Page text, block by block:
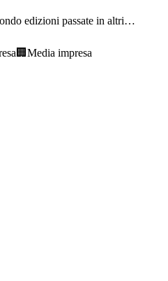
edizioni passate in altri…
🏢 Media impresa